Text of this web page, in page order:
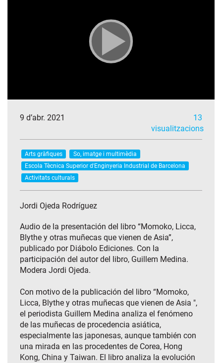
9 d’abr. 2021
13
visualitzacions
Arts gràfiques
So, imatge i multimèdia
Escola Tècnica Superior d'Enginyeria Industrial de Barcelona
Activitats culturals
Jordi Ojeda Rodríguez
Audio de la presentación del libro “Momoko, Licca,
Blythe y otras muñecas que vienen de Asia”,
publicado por Diábolo Ediciones. Con la
participación del autor del libro, Guillem Medina.
Modera Jordi Ojeda.
Con motivo de la publicación del libro “Momoko,
Licca, Blythe y otras muñecas que vienen de Asia ",
el periodista Guillem Medina analiza el fenómeno
de las muñecas de procedencia asiática,
especialmente las japonesas, aunque también con
una mirada en las procedentes de Corea, Hong
Kong, China y Taiwan. El libro analiza la evolución